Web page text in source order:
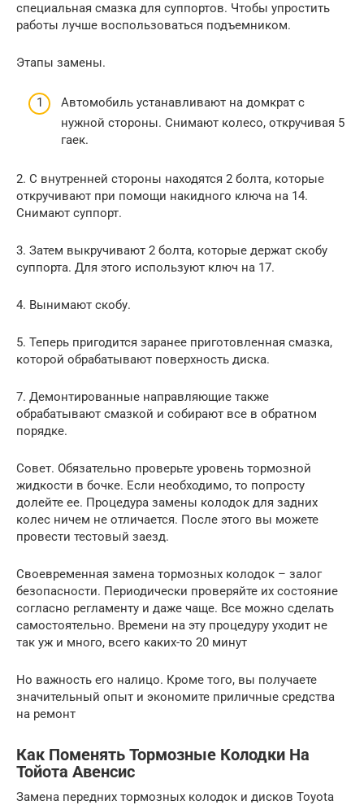
специальная смазка для суппортов. Чтобы упростить
работы лучше воспользоваться подъемником.
Этапы замены.
Автомобиль устанавливают на домкрат с
нужной стороны. Снимают колесо, откручивая 5
гаек.
2. С внутренней стороны находятся 2 болта, которые
откручивают при помощи накидного ключа на 14.
Снимают суппорт.
3. Затем выкручивают 2 болта, которые держат скобу
суппорта. Для этого используют ключ на 17.
4. Вынимают скобу.
5. Теперь пригодится заранее приготовленная смазка,
которой обрабатывают поверхность диска.
7. Демонтированные направляющие также
обрабатывают смазкой и собирают все в обратном
порядке.
Совет. Обязательно проверьте уровень тормозной
жидкости в бочке. Если необходимо, то попросту
долейте ее. Процедура замены колодок для задних
колес ничем не отличается. После этого вы можете
провести тестовый заезд.
Своевременная замена тормозных колодок – залог
безопасности. Периодически проверяйте их состояние
согласно регламенту и даже чаще. Все можно сделать
самостоятельно. Времени на эту процедуру уходит не
так уж и много, всего каких-то 20 минут
Но важность его налицо. Кроме того, вы получаете
значительный опыт и экономите приличные средства
на ремонт
Как Поменять Тормозные Колодки На
Тойота Авенсис
Замена передних тормозных колодок и дисков Toyota